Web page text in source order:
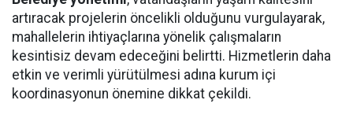
artıracak projelerin öncelikli olduğunu vurgulayarak,
mahallelerin ihtiyaçlarına yönelik çalışmaların
kesintisiz devam edeceğini belirtti. Hizmetlerin daha
etkin ve verimli yürütülmesi adına kurum içi
koordinasyonun önemine dikkat çekildi.